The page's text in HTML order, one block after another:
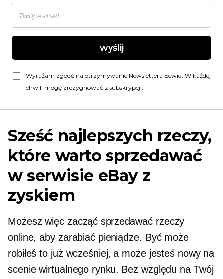
wyślij
Wyrażam zgodę na otrzymywanie Newslettera Ecwid. W każdej
chwili mogę zrezygnować z subskrypcji.
Sześć najlepszych rzeczy,
które warto sprzedawać
w serwisie eBay z
zyskiem
Możesz więc zacząć sprzedawać rzeczy
online, aby zarabiać pieniądze. Być może
robiłeś to już wcześniej, a może jesteś nowy na
scenie wirtualnego rynku. Bez względu na Twój